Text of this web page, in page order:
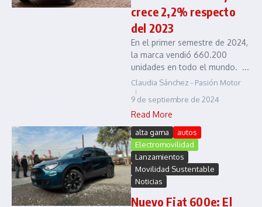
crece 2,2% respecto
del 2023
En el primer semestre de 2024,
la marca vendió 660.200
unidades en todo el mundo. ...
Claudia Sánchez - Pasión Motor
9 de septiembre de 2024
Read More
alta gama
autos
Electromovilidad
Lanzamientos
Movilidad Sustentable
Noticias
Nuevo Fiat 600e: El